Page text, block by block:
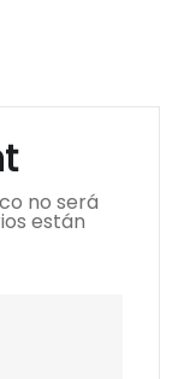
no será
están